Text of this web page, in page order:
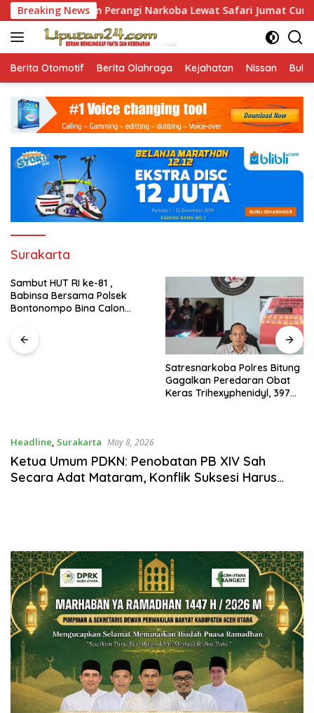
Skip
to
content
Breaking News
Iman dan Perangi Narkoba Lewat Safari Jumat Curhat
Berita Otomotif Berita Olahraga Kejahatan Nissan
Surakarta
Sambut HUT RI ke-81 ,
Babinsa Bersama Polsek
Bontonompo Bina Calon
Satresnarkoba Polres Bitung
Gagalkan Peredaran Obat
Keras Trihexyphenidyl, 397
Headline, Surakarta May 8, 2026
Ketua Umum PDKN: Penobatan PB XIV Sah
Secara Adat Mataram, Konflik Suksesi Harus